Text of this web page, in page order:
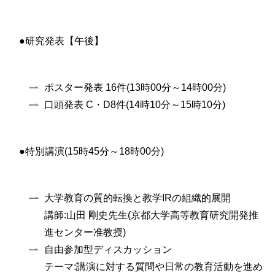
●研究発表【午後】
ポスター発表 16件(13時00分～14時00分)
口頭発表 C・D8件(14時10分～15時10分)
●特別講演(15時45分～18時00分)
大学教育の質的転換と教学IRの組織的展開
講師:山田 剛史先生(京都大学高等教育研究開発推
進センター准教授)
自由参加型ディスカッション
テーマ:講演に対する質問や日常の教育活動を進め